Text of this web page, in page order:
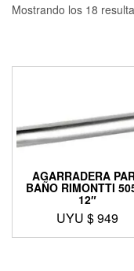
Mostrando los 18
AGARRADERA
BAÑO RIMONTTI
12″
UYU $949